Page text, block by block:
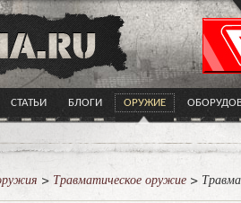
СТАТЬИ БЛОГИ ОРУЖИЕ
> Травматическое оружие >